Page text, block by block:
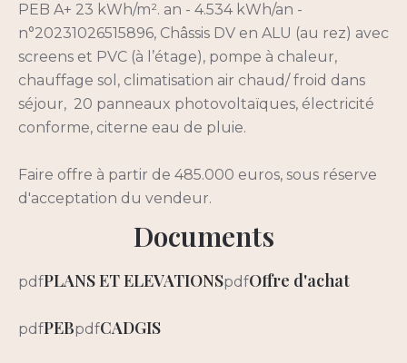
PEB A+ 23 kWh/m². an - 4.534 kWh/an -
n°20231026515896, Châssis DV en ALU (au rez) avec
screens et PVC (à l’étage), pompe à chaleur,
chauffage sol, climatisation air chaud/ froid dans
séjour, 20 panneaux photovoltaïques, électricité
conforme, citerne eau de pluie.
Faire offre à partir de 485.000 euros, sous réserve
d'acceptation du vendeur.
Documents
pdfPLANS ET ELEVATIONSpdfOffre d'achat
pdfPEBpdfCADGIS